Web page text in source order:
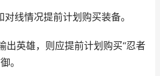
线情况提前计划购买装备。
出英雄，则应提前计划购买“忍者
。